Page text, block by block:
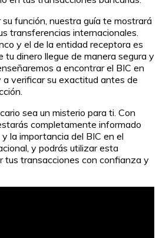
función, nuestra guía te mostrará
transferencias internacionales.
y el de la entidad receptora es
tu dinero llegue de manera segura y
a encontrar el BIC en
verificar su exactitud antes de
sea un misterio para ti. Con
completamente informado
la importancia del BIC en el
y podrás utilizar esta
tus transacciones con confianza y